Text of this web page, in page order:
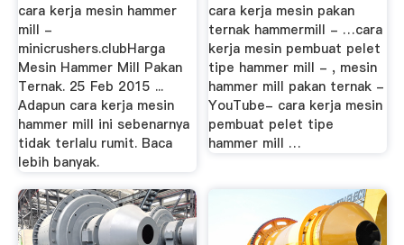
cara kerja mesin hammer
mill -
minicrushers.clubHarga
Mesin Hammer Mill Pakan
Ternak. 25 Feb 2015 ...
Adapun cara kerja mesin
hammer mill ini sebenarnya
tidak terlalu rumit. Baca
lebih banyak.
cara kerja mesin pakan
ternak hammermill - …cara
kerja mesin pembuat pelet
tipe hammer mill - , mesin
hammer mill pakan ternak -
YouTube- cara kerja mesin
pembuat pelet tipe
hammer mill …